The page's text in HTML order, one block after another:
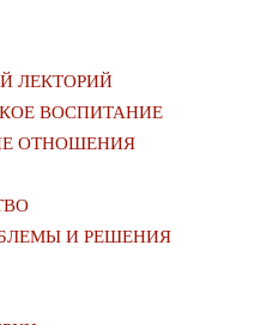
ЛЕКТОРИЙ
ВОСПИТАНИЕ
ОТНОШЕНИЯ
И РЕШЕНИЯ